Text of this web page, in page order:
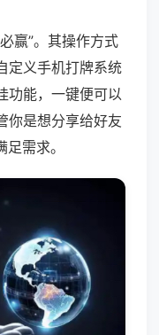
赢”。其操作方式
定义手机打牌系统
功能，一键便可以
你是想分享给好友
需求。